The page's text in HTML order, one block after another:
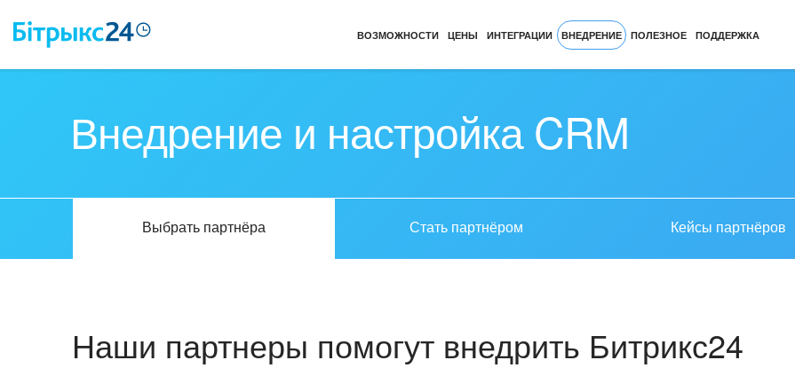
ВОЗМОЖНОСТИ ЦЕНЫ ИНТЕГРАЦИИ ВНЕДРЕНИЕ ПОЛЕЗНОЕ ПОДДЕРЖКА
Внедрение и настройка CRM
Выбрать партнёра Стать партнёром Кейсы партнёров
Наши партнеры помогут внедрить Битрикс24